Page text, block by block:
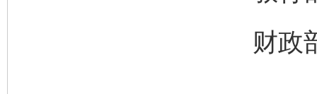
财政部